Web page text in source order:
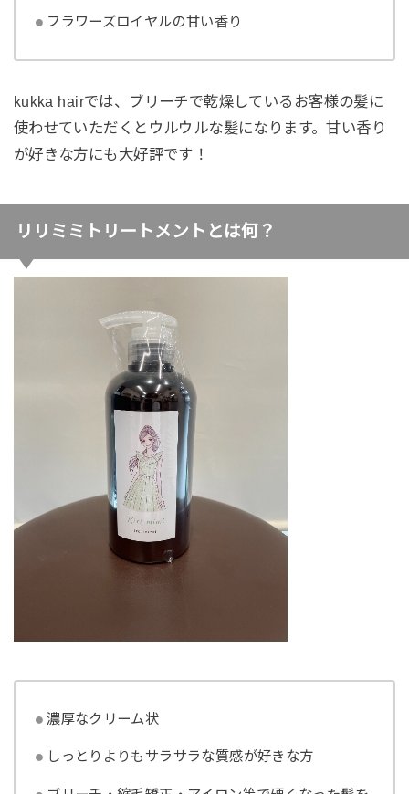
フラワーズロイヤルの甘い香り
kukka hairでは、ブリーチで乾燥しているお客様の髪に
使わせていただくとウルウルな髪になります。甘い香り
が好きな方にも大好評です！
リリミミトリートメントとは何？
濃厚なクリーム状
しっとりよりもサラサラな質感が好きな方